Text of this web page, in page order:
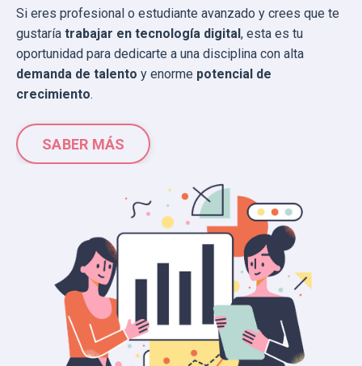
Si eres profesional o estudiante avanzado y crees que te
gustaría trabajar en tecnología digital, esta es tu
oportunidad para dedicarte a una disciplina con alta
demanda de talento y enorme potencial de
crecimiento.
SABER MÁS